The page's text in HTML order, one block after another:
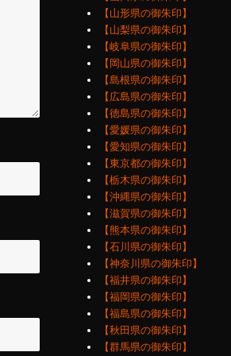
【山形県の御朱印】
【山梨県の御朱印】
【岐阜県の御朱印】
【岡山県の御朱印】
【島根県の御朱印】
【広島県の御朱印】
【徳島県の御朱印】
【愛媛県の御朱印】
【愛知県の御朱印】
【東京都の御朱印】
【栃木県の御朱印】
【沖縄県の御朱印】
【滋賀県の御朱印】
【熊本県の御朱印】
【石川県の御朱印】
【神奈川県の御朱印】
【福井県の御朱印】
【福岡県の御朱印】
【福島県の御朱印】
【秋田県の御朱印】
【群馬県の御朱印】